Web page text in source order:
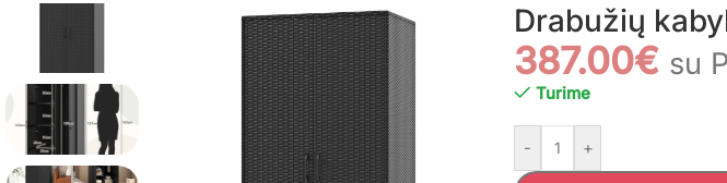
Drabužių
387.00€ su
Turime
- +